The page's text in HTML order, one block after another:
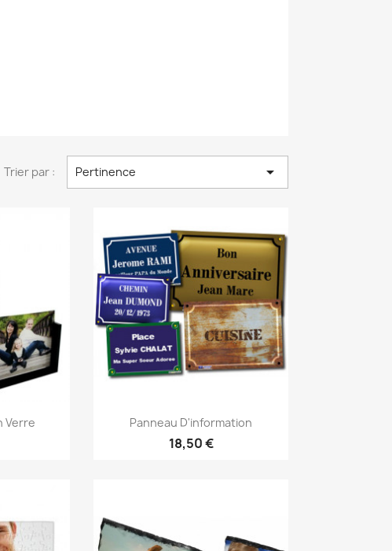
Trier par : Pertinence 
Verre Aperçu rapide
Panneau D'information
18,50 €